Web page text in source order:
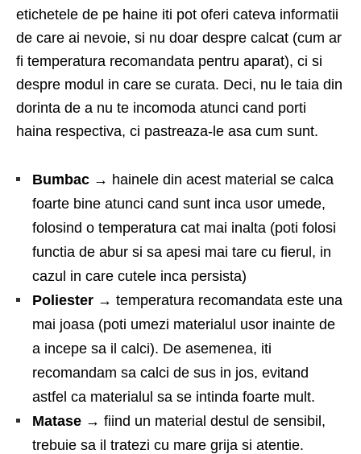
etichetele de pe haine iti pot oferi cateva informatii
de care ai nevoie, si nu doar despre calcat (cum ar
fi temperatura recomandata pentru aparat), ci si
despre modul in care se curata. Deci, nu le taia din
dorinta de a nu te incomoda atunci cand porti
haina respectiva, ci pastreaza-le asa cum sunt.
Bumbac → hainele din acest material se calca
foarte bine atunci cand sunt inca usor umede,
folosind o temperatura cat mai inalta (poti folosi
functia de abur si sa apesi mai tare cu fierul, in
cazul in care cutele inca persista)
Poliester → temperatura recomandata este una
mai joasa (poti umezi materialul usor inainte de
a incepe sa il calci). De asemenea, iti
recomandam sa calci de sus in jos, evitand
astfel ca materialul sa se intinda foarte mult.
Matase → fiind un material destul de sensibil,
trebuie sa il tratezi cu mare grija si atentie.